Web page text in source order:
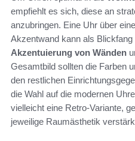
empfiehlt es sich, diese an
anzubringen. Eine Uhr über
Akzentwand kann als
Akzentuierung von Wänden
Gesamtbild sollten die Farben
den restlichen
die Wahl auf die modernen
vielleicht eine Retro-Variante,
jeweilige Raumästhetik